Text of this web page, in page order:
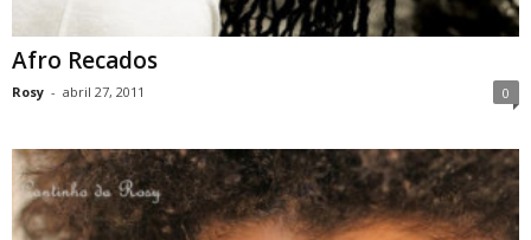
Afro Recados
Rosy - abril 27, 2011 0